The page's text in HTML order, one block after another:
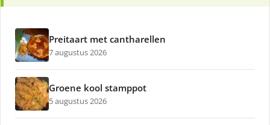
Preitaart met cantharellen
7 augustus 2026
Groene kool stamppot
5 augustus 2026